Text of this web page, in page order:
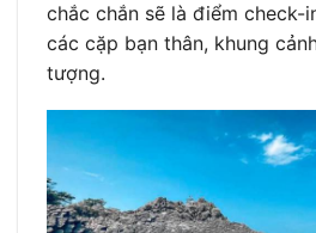
chắc chắn sẽ là điểm check-
các cặp bạn thân, khung
tượng.